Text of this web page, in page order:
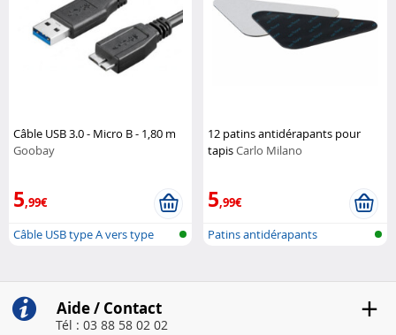
Câble USB 3.0 - Micro B - 1,80 m
Goobay
5,99€
Câble USB type A vers type
12 patins antidérapants pour
tapisCarlo Milano
5,99€
Patins antidérapants
Aide / Contact
Tél : 03 88 58 02 02